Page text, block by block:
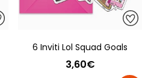
6 Inviti Lol Squad Goals
3,60€